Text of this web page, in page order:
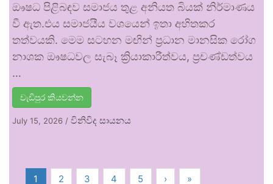
ඖෂධ පිළිබඳව සමාජය තුළ අනියත බියක් නිර්මාණය
වී ඇත.එය සමාජයීය වශයෙන් ඉතා අහිතකර
තත්වයකි. මෙම සටහන මඟින් ප්‍රධාන මානසික රෝග
නාශක ඖෂධවල සැබෑ ක්‍රියාකාරීත්වය, ප්‍රචණ්ඩත්වය
…
වැඩිපුර කියවන්න
July 15, 2026 / විනිවිද සායනය
1 2 3 4 5 › »